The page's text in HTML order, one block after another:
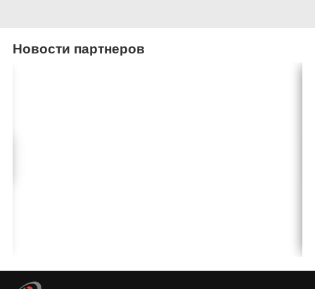
Новости партнеров